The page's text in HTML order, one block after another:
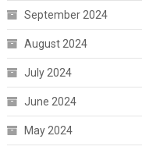
September 2024
August 2024
July 2024
June 2024
May 2024